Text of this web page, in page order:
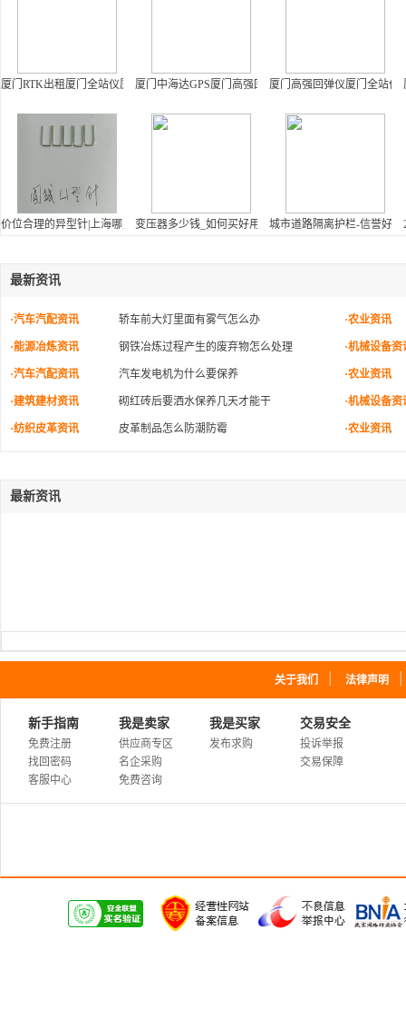
厦门RTK出租厦门全站仪厦门泵吸式气体检测仪厦门氯离子检测仪
厦门中海达GPS厦门高强回弹仪厦门全站仪厦门泵吸式
厦门高强回弹仪厦门全站仪
价位合理的异型针|上海哪里有供应圆针变压器多少钱_如何买好用的舜红50w变压器220v转110v
城市道路隔离护栏-信誉好
最新资讯
·汽车汽配资讯 轿车前大灯里面有雾气怎么办 ·农业资讯
·能源冶炼资讯 钢铁冶炼过程产生的废弃物怎么处理 ·机械设备资
·汽车汽配资讯 汽车发电机为什么要保养 ·农业资讯
·建筑建材资讯 砌红砖后要洒水保养几天才能干 ·机械设备资
·纺织皮革资讯 皮革制品怎么防潮防霉 ·农业资讯
最新资讯
关于我们 法律声明
新手指南
免费注册
找回密码
客服中心
我是卖家
供应商专区
名企采购
免费咨询
我是买家
发布求购
交易安全
投诉举报
交易保障